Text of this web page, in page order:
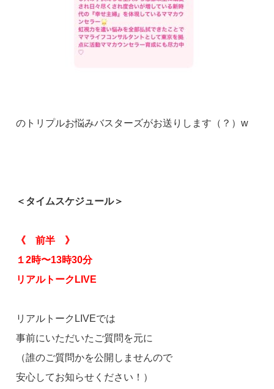
のトリプルお悩みバスターズがお送りします（？）w
＜タイムスケジュール＞
《 前半 》
１2時〜13時30分
リアルトークLIVE
リアルトークLIVEでは
事前にいただいたご質問を元に
（誰のご質問かを公開しませんので
安心してお知らせください！）